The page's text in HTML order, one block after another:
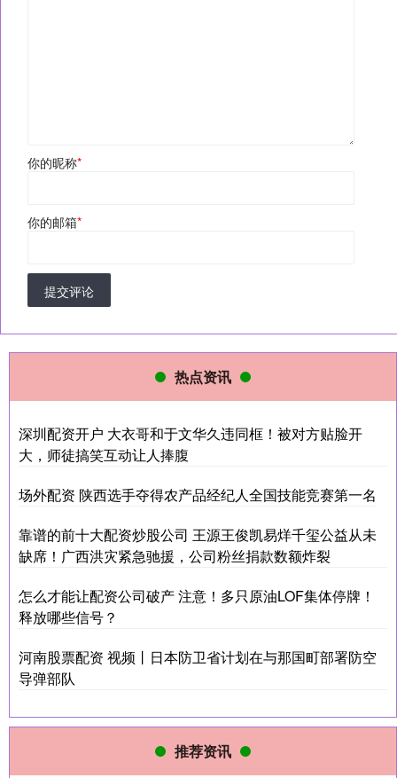
你的昵称*
你的邮箱*
提交评论
热点资讯
深圳配资开户 大衣哥和于文华久违同框！被对方贴脸开
大，师徒搞笑互动让人捧腹
场外配资 陕西选手夺得农产品经纪人全国技能竞赛第一名
靠谱的前十大配资炒股公司 王源王俊凯易烊千玺公益从未
缺席！广西洪灾紧急驰援，公司粉丝捐款数额炸裂
怎么才能让配资公司破产 注意！多只原油LOF集体停牌！
释放哪些信号？
河南股票配资 视频丨日本防卫省计划在与那国町部署防空
导弹部队
推荐资讯